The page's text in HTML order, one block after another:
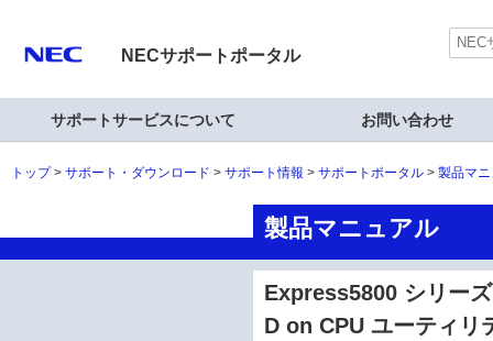
NECサポートポータル
サポートサービスについて お問い合わせ
トップ サポート・ダウンロード サポート情報 サポートポータル 製品マ
製品マニュアル
Express5800 シリー
D on CPU ユーティリ